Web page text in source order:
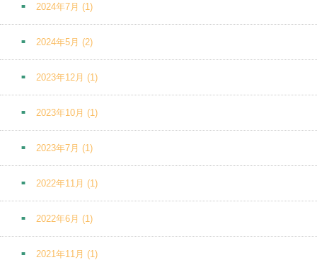
2024年7月 (1)
2024年5月 (2)
2023年12月 (1)
2023年10月 (1)
2023年7月 (1)
2022年11月 (1)
2022年6月 (1)
2021年11月 (1)